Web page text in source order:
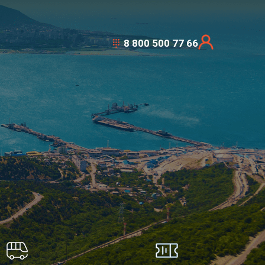
8 800 500 77 66